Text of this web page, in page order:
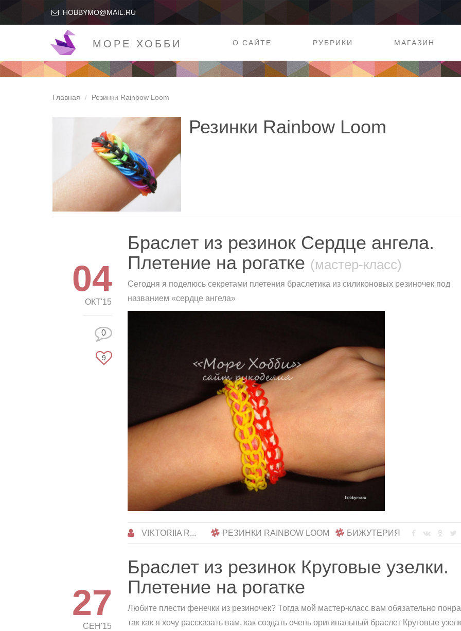
HOBBYMO@MAIL.RU
МОРЕ ХОББИ О САЙТЕ РУБРИКИ МАГАЗИН
Главная Резинки Rainbow Loom
Резинки Rainbow Loom
04
ОКТ'15
0
9
Браслет из резинок Сердце ангела.
Плетение на рогатке (мастер-класс)
Сегодня я поделюсь секретами плетения браслетика из силиконовых резиночек под
названием «сердце ангела»
VIKTORIIA R... РЕЗИНКИ RAINBOW LOOM БИЖУТЕРИЯ
27
СЕН'15
Браслет из резинок Круговые узелки.
Плетение на рогатке
Любите плести фенечки из резиночек? Тогда мой мастер-класс вам обязательно
так как я хочу рассказать вам, как создать очень оригинальный браслет Круговые